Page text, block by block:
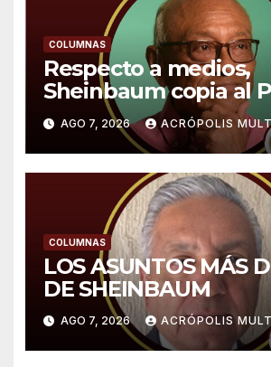
COLUMNAS
Respecto a medios,
Sheinbaum copia al
especial a López
expone Sergio
AGO 7, 2026 ACRÓPOLIS
COLUMNAS
LOS ASUNTOS MÁS
DE SHEINBAUM
AGO 7, 2026 ACRÓPOLIS